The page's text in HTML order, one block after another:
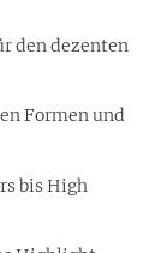
den dezenten
Formen und
bis High